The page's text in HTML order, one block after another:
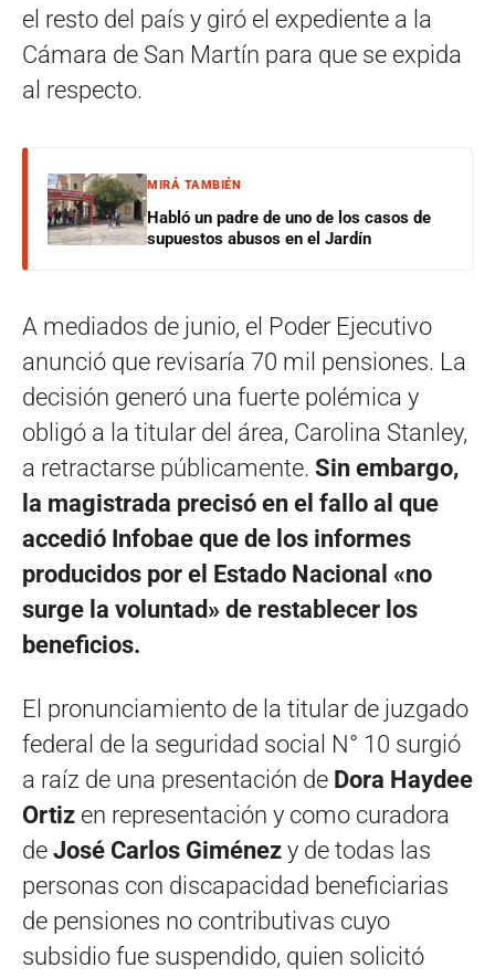
el resto del país y giró el expediente a la
Cámara de San Martín para que se expida
al respecto.
MIRÁ TAMBIÉN
Habló un padre de uno de los casos de
supuestos abusos en el Jardín
A mediados de junio, el Poder Ejecutivo
anunció que revisaría 70 mil pensiones. La
decisión generó una fuerte polémica y
obligó a la titular del área, Carolina Stanley,
a retractarse públicamente. Sin embargo,
la magistrada precisó en el fallo al que
accedió Infobae que de los informes
producidos por el Estado Nacional «no
surge la voluntad» de restablecer los
beneficios.
El pronunciamiento de la titular de juzgado
federal de la seguridad social N° 10 surgió
a raíz de una presentación de Dora Haydee
Ortiz en representación y como curadora
de José Carlos Giménez y de todas las
personas con discapacidad beneficiarias
de pensiones no contributivas cuyo
subsidio fue suspendido, quien solicitó